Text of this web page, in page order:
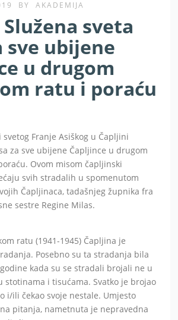
BY AKADEMIJA
sveta
sve ubijene
u drugom
ratu i poraću
svetog Franje Asiškog u Čapljini
za sve ubijene Čapljince u drugom
Ovom misom čapljinski
svih stradalih u spomenutom
Čapljinaca, tadašnjeg župnika fra
sestre Regine Milas.
ratu (1941-1945) Čapljina je
Posebno su ta stradanja bila
kada su se stradali brojali ne u
stotinama i tisućama. Svatko je brojao
i/ili čekao svoje nestale. Umjesto
pitanja, nametnuta je nepravedna